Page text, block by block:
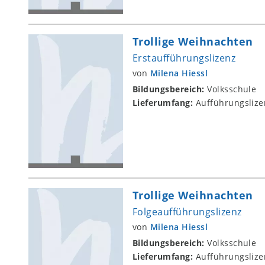
Trollige Weihnachten
Erstaufführungslizenz
von Milena Hiessl
Bildungsbereich:Volksschule
Lieferumfang:
Trollige Weihnachten
Folgeaufführungslizenz
von Milena Hiessl
Bildungsbereich:Volksschule
Lieferumfang: